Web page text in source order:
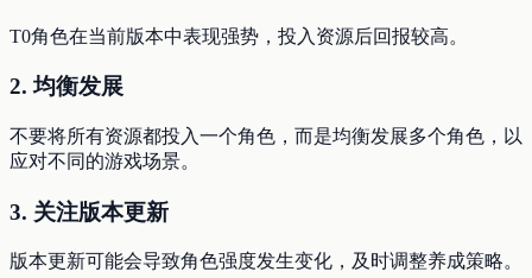
T0角色在当前版本中表现强势，投入资源后回报较高。
2.均衡发展
不要将所有资源都投入一个角色，而是均衡发展多个角色，以
应对不同的游戏场景。
3. 关注版本更新
版本更新可能会导致角色强度发生变化，及时调整养成策略。